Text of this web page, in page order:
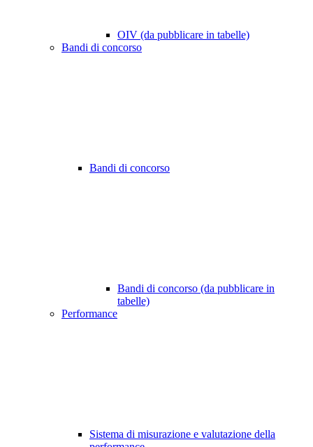
OIV (da pubblicare in tabelle)
Bandi di concorso
Bandi di concorso
Bandi di concorso (da pubblicare in
tabelle)
Performance
Sistema di misurazione e valutazione della